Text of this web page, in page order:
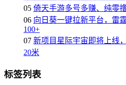
05 倚天手游多号多赚、纯零
06 向日葵一键拉新平台，雷
100+
07 新项目星际宇宙即将上线
20米
标签列表